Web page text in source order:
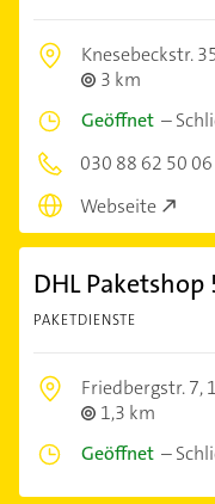
Knesebeckstr.
3 km
Geöffnet –
030 88 62 50 06
Webseite
DHL
PAKETDIENSTE
Friedbergstr. 7,
1,3 km
Geöffnet –